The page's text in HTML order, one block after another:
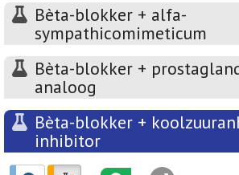
Bèta-blokker + alfa-
sympathicomimeticum
Bèta-blokker +
analoog
Bèta-blokker +
inhibitor